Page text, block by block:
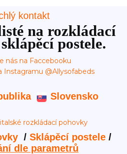
kontakt
na rozkládací
postele.
Slovensko
/ Sklápěcí postele/
dle parametrů